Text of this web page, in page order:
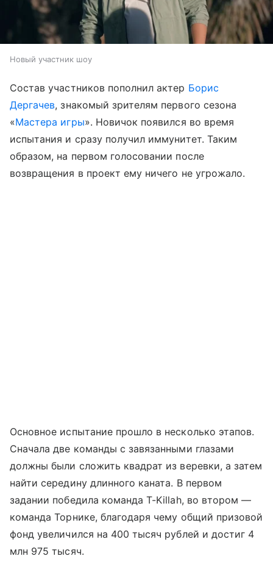
Новый участник шоу
Состав участников пополнил актер Борис
Дергачев, знакомый зрителям первого сезона
«Мастера игры». Новичок появился во время
испытания и сразу получил иммунитет. Таким
образом, на первом голосовании после
возвращения в проект ему ничего не угрожало.
Основное испытание прошло в несколько этапов.
Сначала две команды с завязанными глазами
должны были сложить квадрат из веревки, а затем
найти середину длинного каната. В первом
задании победила команда T-Killah, во втором —
команда Торнике, благодаря чему общий призовой
фонд увеличился на 400 тысяч рублей и достиг 4
млн 975 тысяч.